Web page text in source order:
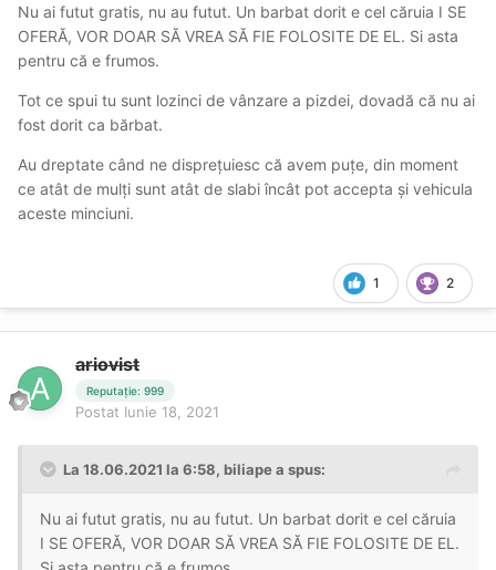
Nu ai futut gratis, nu au futut. Un barbat dorit e cel căruia I SE
OFERĂ, VOR DOAR SĂ VREA SĂ FIE FOLOSITE DE EL. Si asta
pentru că e frumos.
Tot ce spui tu sunt lozinci de vânzare a pizdei, dovadă că nu ai
fost dorit ca bărbat.
Au dreptate când ne disprețuiesc că avem puțe, din moment
ce atât de mulți sunt atât de slabi încât pot accepta și vehicula
aceste minciuni.
1 2
ariovist
Reputație: 999
Postat Iunie 18, 2021
La 18.06.2021 la 6:58, biliapea spus:
Nu ai futut gratis, nu au futut. Un barbat dorit e cel căruia
I SE OFERĂ, VOR DOAR SĂ VREA SĂ FIE FOLOSITE DE EL.